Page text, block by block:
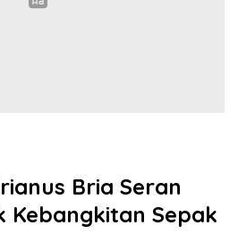
Bria Seran
Kebangkitan Sepak